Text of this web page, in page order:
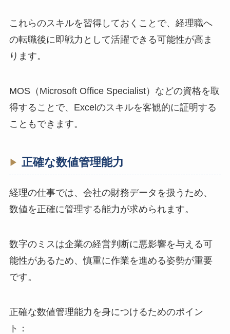
これらのスキルを習得しておくことで、経理職へ
の転職後に即戦力として活躍できる可能性が高ま
ります。
MOS（Microsoft Office Specialist）などの資格を取
得することで、Excelのスキルを客観的に証明する
こともできます。
正確な数値管理能力
経理の仕事では、会社の財務データを扱うため、
数値を正確に管理する能力が求められます。
数字のミスは企業の経営判断に悪影響を与える可
能性があるため、慎重に作業を進める姿勢が重要
です。
正確な数値管理能力を身につけるためのポイン
ト：